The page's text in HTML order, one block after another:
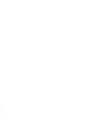
de metro Ximen
está a 11